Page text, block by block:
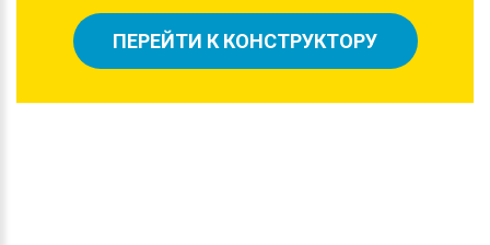
ПЕРЕЙТИ К КОНСТРУКТОРУ